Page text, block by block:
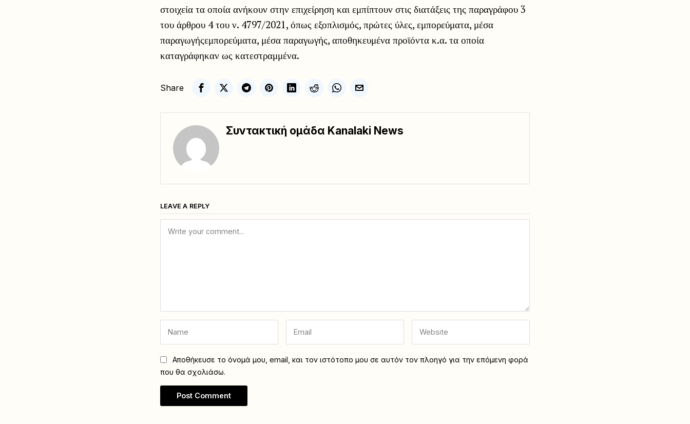
στοιχεία τα οποία ανήκουν στην επιχείρηση και εμπίπτουν στις διατάξεις της παραγράφου 3
του άρθρου 4 του ν. 4797/2021, όπως εξοπλισμός, πρώτες ύλες, εμπορεύματα, μέσα
παραγωγήςεμπορεύματα, μέσα παραγωγής, αποθηκευμένα προϊόντα κ.α. τα οποία
καταγράφηκαν ως κατεστραμμένα.
Share
Συντακτική ομάδα Kanalaki News
LEAVE A REPLY
Αποθήκευσε το όνομά μου, email, και τον ιστότοπο μου σε αυτόν τον πλοηγό για την επόμενη φορά
που θα σχολιάσω.